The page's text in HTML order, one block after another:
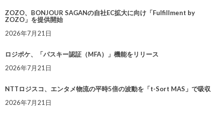
ZOZO、BONJOUR SAGANの自社EC拡大に向け「Fulfillment by
ZOZO」を提供開始
2026年7月21日
ロジポケ、「パスキー認証（MFA）」機能をリリース
2026年7月21日
NTTロジスコ、エンタメ物流の平時5倍の波動を「t-Sort MAS」で吸収
2026年7月21日